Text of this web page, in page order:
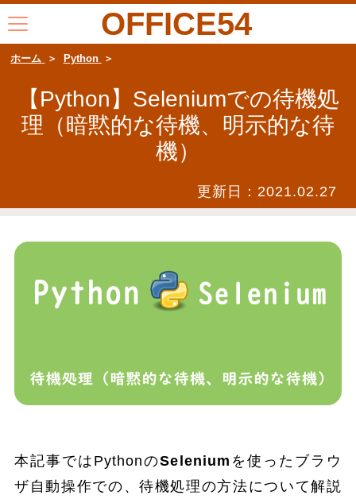
OFFICE54
ホーム Python
【Python】Seleniumでの待機処
理（暗黙的な待機、明示的な待
機）
更新日： 2021.02.27
本記事ではPythonのSelenium を使ったブラウ
ザ自動操作での、待機処理の方法について解説